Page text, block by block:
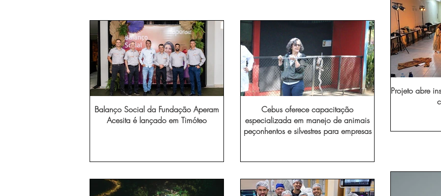
Balanço Social da Fundação Aperam
Acesita é lançado em Timóteo
Cebus oferece capacitação
especializada em manejo de animais
peçonhentos e silvestres para empresas
Projeto abre